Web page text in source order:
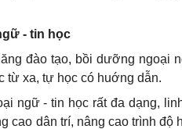
- tin học
đào tạo, bồi dưỡng ngoại
từ xa, tự học có huớng dẫn.
ngữ - tin học rất đa dạng,
cao dân trí, nâng cao trình độ